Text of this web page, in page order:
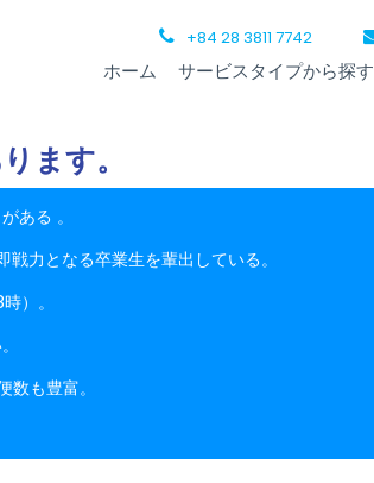
+84 28 3811 7742
ホーム サービスタイプから探す
ます。
ある 。
力となる卒業生を輩出している。
）。
も豊富。